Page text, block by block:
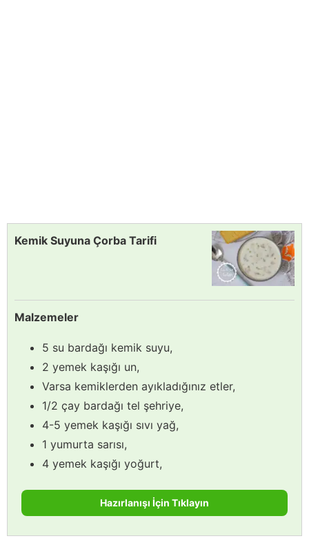
Kemik Suyuna Çorba Tarifi
Malzemeler
5 su bardağı kemik suyu,
2 yemek kaşığı un,
Varsa kemiklerden ayıkladığınız etler,
1/2 çay bardağı tel şehriye,
4-5 yemek kaşığı sıvı yağ,
1 yumurta sarısı,
4 yemek kaşığı yoğurt,
Hazırlanışı İçin Tıklayın